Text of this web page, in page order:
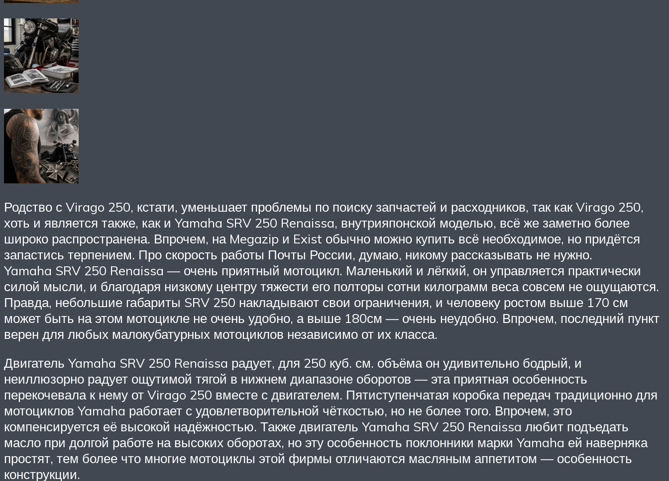
Родство с Virago 250, кстати, уменьшает проблемы по поиску запчастей и расходников, так как Virago 250,
хоть и является также, как и Yamaha SRV 250 Renaissa, внутрияпонской моделью, всё же заметно более
широко распространена. Впрочем, на Megazip и Exist обычно можно купить всё необходимое, но придётся
запастись терпением. Про скорость работы Почты России, думаю, никому рассказывать не нужно.
Yamaha SRV 250 Renaissa — очень приятный мотоцикл. Маленький и лёгкий, он управляется практически
силой мысли, и благодаря низкому центру тяжести его полторы сотни килограмм веса совсем не ощущаются.
Правда, небольшие габариты SRV 250 накладывают свои ограничения, и человеку ростом выше 170 см
может быть на этом мотоцикле не очень удобно, а выше 180см — очень неудобно. Впрочем, последний пункт
верен для любых малокубатурных мотоциклов независимо от их класса.
Двигатель Yamaha SRV 250 Renaissa радует, для 250 куб. см. объёма он удивительно бодрый, и
неиллюзорно радует ощутимой тягой в нижнем диапазоне оборотов — эта приятная особенность
перекочевала к нему от Virago 250 вместе с двигателем. Пятиступенчатая коробка передач традиционно для
мотоциклов Yamaha работает с удовлетворительной чёткостью, но не более того. Впрочем, это
компенсируется её высокой надёжностью. Также двигатель Yamaha SRV 250 Renaissa любит подъедать
масло при долгой работе на высоких оборотах, но эту особенность поклонники марки Yamaha ей наверняка
простят, тем более что многие мотоциклы этой фирмы отличаются масляным аппетитом — особенность
конструкции.